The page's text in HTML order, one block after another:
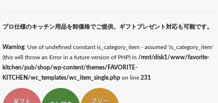
プロ仕様のキッチン用品を卸価格でご提供。ギフトプレゼント対応も可能です。
Warning: Use of undefined constant is_category_item - assumed 'is_category_item'
(this will throw an Error in a future version of PHP) in /mnt/disk1/www/favorite-
kitchen/pub/shop/wp-content/themes/FAVORITE-
KITCHEN/wc_templates/wc_item_single.php on line 231
ギフトラッピング対応ギフトのし記名対応